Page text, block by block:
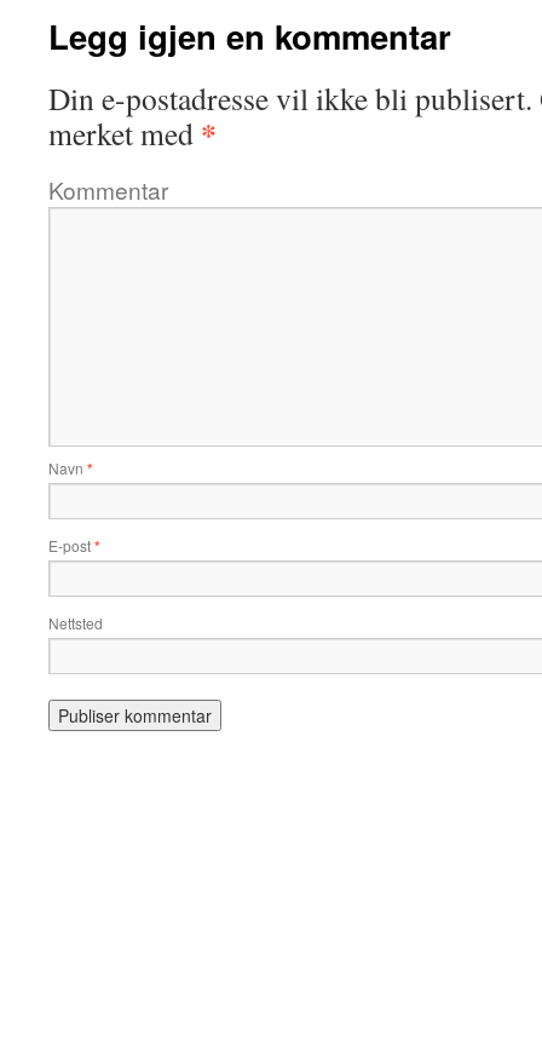
Legg igjen en kommentar
Din e-postadresse vil ikke bli publisert.
merket med *
Kommentar
Navn *
E-post*
Nettsted